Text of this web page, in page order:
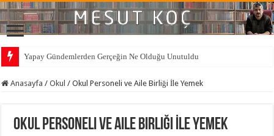
Yapay Gündemlerden Gerçeğin Ne Olduğu Unutuldu
Anasayfa / Okul / Okul Personeli ve Aile Birliği İle Yemek
Okul Personeli ve Aile Birliği İle Yemek